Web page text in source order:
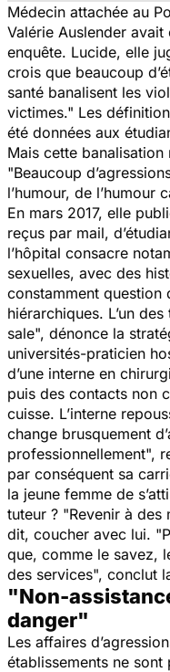
Médecin attachée au
Valérie Auslender
enquête. Lucide, elle
crois que beaucoup
santé banalisent les
victimes." Les
été données aux
Mais cette
"Beaucoup
l’humour, de l’humour
En mars 2017, elle
reçus par mail,
l’hôpital consacre
sexuelles, avec des
constamment question
hiérarchiques. L’un
sale", dénonce la
universités-praticien
d’une interne en
puis des contacts non
cuisse. L’interne
change brusquement
professionnellement",
par conséquent sa
la jeune femme de
tuteur ? "Revenir à des
dit, coucher avec lui.
que, comme le savez,
des services", conclut
"Non-
danger"
Les affaires
établissements ne